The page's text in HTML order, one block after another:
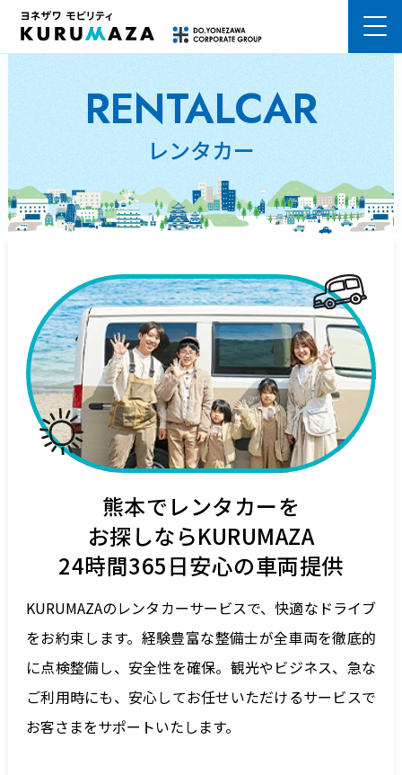
熊本市の車検はKURUMAZA ヨネザワモビリティ株式会社
レンタカー
RENTALCAR
熊本でレンタカーを
お探しならKURUMAZA
24時間365日安心の車両提供
KURUMAZAのレンタカーサービスで、快適なドライブ
をお約束します。経験豊富な整備士が全車両を徹底的
に点検整備し、安全性を確保。観光やビジネス、急な
ご利用時にも、安心してお任せいただけるサービスで
お客さまをサポートいたします。